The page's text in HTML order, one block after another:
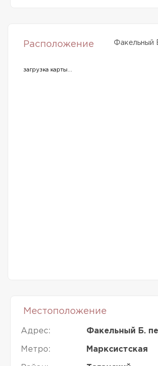
Расположение Факельный
загрузка карты...
Местоположение
Адрес: Факельный Б.
Метро: Марксистская